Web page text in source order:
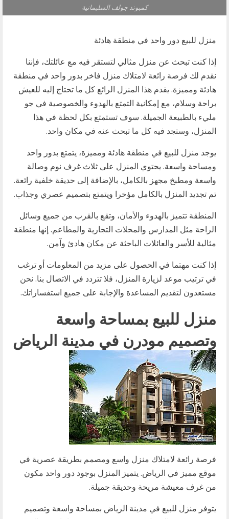
كمبوند جولف السليمانية
منزل للبيع دور واحد في منطقة هادئة
إذا كنت تبحث عن منزل مثالي لتستقر فيه مع عائلتك، فإننا
نقدم لك فرصة رائعة لامتلاك منزل فاخر بدور واحد في منطقة
هادئة ومميزة. يقدم هذا المنزل الرائع كل ما تحتاج إليه للعيش
براحة وسلام، مع إمكانية التمتع بالهدوء والخصوصية في جو
مليء بالطبيعة الجميلة. سوف تستمتع بكل لحظة في هذا
المنزل، وستجد فيه كل ما تبحث عنه في مكان واحد.
يوجد منزل للبيع في منطقة هادئة ومميزة، يتمتع بدور واحد
ومساحة واسعة. يحتوي المنزل على ثلاث غرف نوم وصالة
واسعة ومطبخ مجهز بالكامل، بالإضافة إلى حديقة خلفية رائعة.
تم تجديد المنزل بالكامل مؤخرا ويتمتع بتصميم عصري وجذاب.
المنطقة تتميز بالهدوء والأمان، وتقع بالقرب من جميع وسائل
الراحة مثل المدارس والمحلات التجارية والمطاعم. إنها منطقة
مثالية للأسر والعائلات الباحثة عن مكان هادئ وآمن.
إذا كنت مهتما في الحصول على مزيد من المعلومات أو ترغب
في ترتيب موعد لزيارة المنزل، فلا تتردد في الاتصال بنا. نحن
مستعدون لتقديم المساعدة والإجابة على جميع استفساراتك.
منزل للبيع بمساحة واسعة
وتصميم مودرن في مدينة الرياض
فرصة رائعة لامتلاك منزل واسع ومصمم بطريقة عصرية في
موقع مميز في الرياض. يتميز المنزل بوجود دور واحد مكون
من غرف معيشة مريحة وحديقة جميلة.
يتوفر منزل للبيع في مدينة الرياض بمساحة واسعة وتصميم